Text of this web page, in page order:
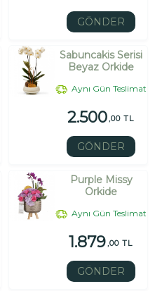
GÖNDER
Sabuncakis Serisi
Beyaz Orkide
Aynı Gün Teslimat
2.500,00 TL
GÖNDER
Purple Missy
Orkide
Aynı Gün Teslimat
1.879,00 TL
GÖNDER